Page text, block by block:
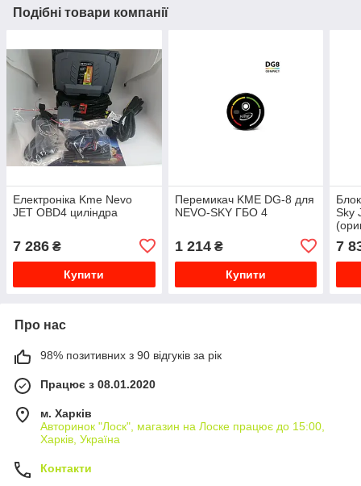
Подібні товари компанії
Електроніка Kme Nevo
JET OBD4 циліндра
7 286 ₴
Купити
Перемикач KME DG-8 для
NEVO-SKY ГБО 4
1 214₴
Купити
Sky
7
Про нас
98% позитивних з 90 відгуків за рік
Працює з 08.01.2020
м. Харків
Авторинок "Лоск", магазин на Лоске працює до 15:00,
Харків, Україна
Контакти